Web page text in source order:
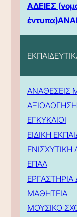
ΑΔΕΙΕΣ
έντυπα)
ΑΝΑΘΕΣΕΙΣ
ΑΞΙΟΛΟΓΗΣΗ
ΕΓΚΥΚΛΙΟΙ
ΕΙΔΙΚΗ
ΕΝΙΣΧΥΤΙΚΗ
ΕΠΑΛ
ΜΑΘΗΤΕΙΑ
ΜΟΥΣΙΚΟ